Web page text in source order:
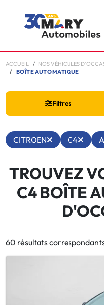
ACCUEIL NOS VÉHICULES
BOÎTE AUTOMATIQUE
Filtres
CITROEN C4
TROUVEZ
C4 BOÎTE
60 résultats